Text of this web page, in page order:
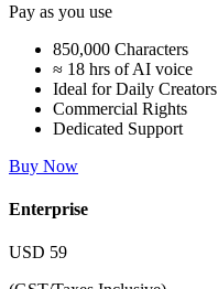
Pay as you use
850,000 Characters
≈ 18 hrs of AI voice
Ideal for Daily Creators
Commercial Rights
Dedicated Support
Buy Now
Enterprise
USD 59